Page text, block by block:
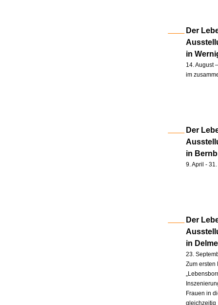
Der
in
14. August
im
Der
in
9. April -
Der
in
23.
Zum ersten
Frauen in
gleichzeitig